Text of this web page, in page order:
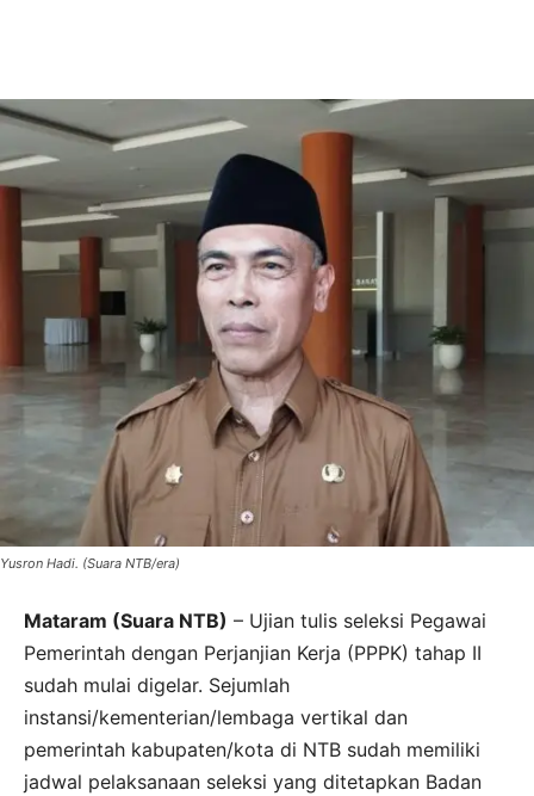
Yusron Hadi. (Suara NTB/era)
Mataram (Suara NTB) – Ujian tulis seleksi Pegawai
Pemerintah dengan Perjanjian Kerja (PPPK) tahap II
sudah mulai digelar. Sejumlah
instansi/kementerian/lembaga vertikal dan
pemerintah kabupaten/kota di NTB sudah memiliki
jadwal pelaksanaan seleksi yang ditetapkan Badan